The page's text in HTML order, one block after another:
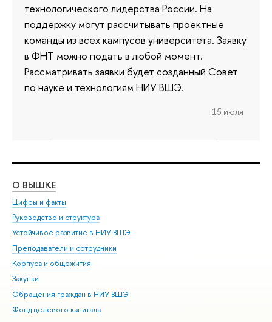
технологического лидерства России. На
поддержку могут рассчитывать проектные
команды из всех кампусов университета. Заявку
в ФНТ можно подать в любой момент.
Рассматривать заявки будет созданный Совет
по науке и технологиям НИУ ВШЭ.
15 июля
О ВЫШКЕ
Цифры и факты
Руководство и структура
Устойчивое развитие в НИУ ВШЭ
Преподаватели и сотрудники
Корпуса и общежития
Закупки
Обращения граждан в НИУ ВШЭ
Фонд целевого капитала